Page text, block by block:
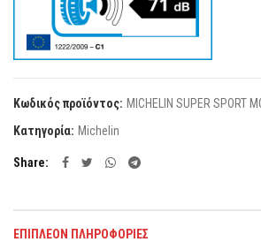
Κωδικός προϊόντος: MICHELIN SUPER SPORT
Κατηγορία: Michelin
Share
ΕΠΙΠΛΈΟΝ ΠΛΗΡΟΦΟΡΊΕΣ